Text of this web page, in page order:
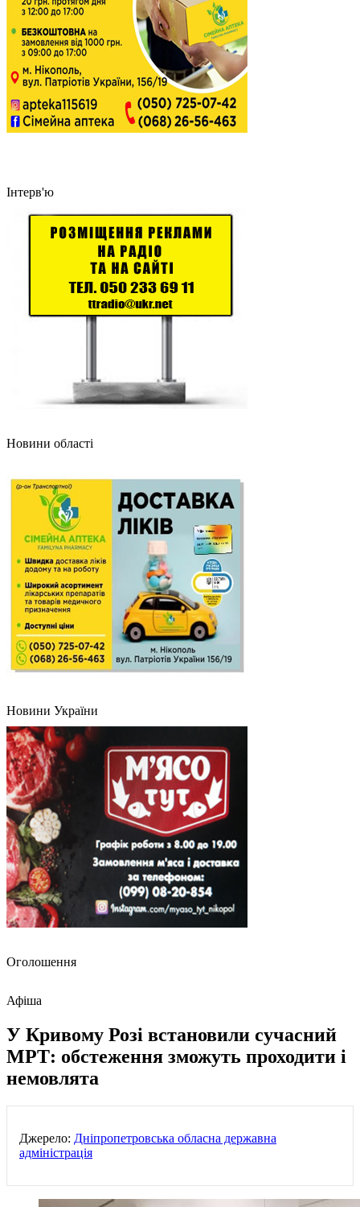
Інтерв'ю
Новини області
Новини України
Оголошення
Афіша
У Кривому Розі встановили сучасний
МРТ: обстеження зможуть проходити і
немовлята
Джерело: Дніпропетровська обласна державна
адміністрація